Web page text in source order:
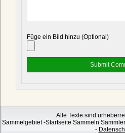
Füge ein Bild hinzu (Optional)
Alle Texte sind
Sammelgebiet -Startseite Sammeln
-